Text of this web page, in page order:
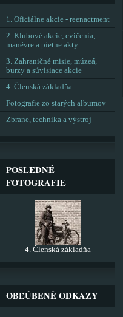
1. Oficiálne akcie - reenactment
2. Klubové akcie, cvičenia,
manévre a pietne akty
3. Zahraničné misie, múzeá,
burzy a súvisiace akcie
4. Členská základňa
Fotografie zo starých albumov
Zbrane, technika a výstroj
POSLEDNÉ
FOTOGRAFIE
4. Členská základňa
OBĽÚBENÉ ODKAZY